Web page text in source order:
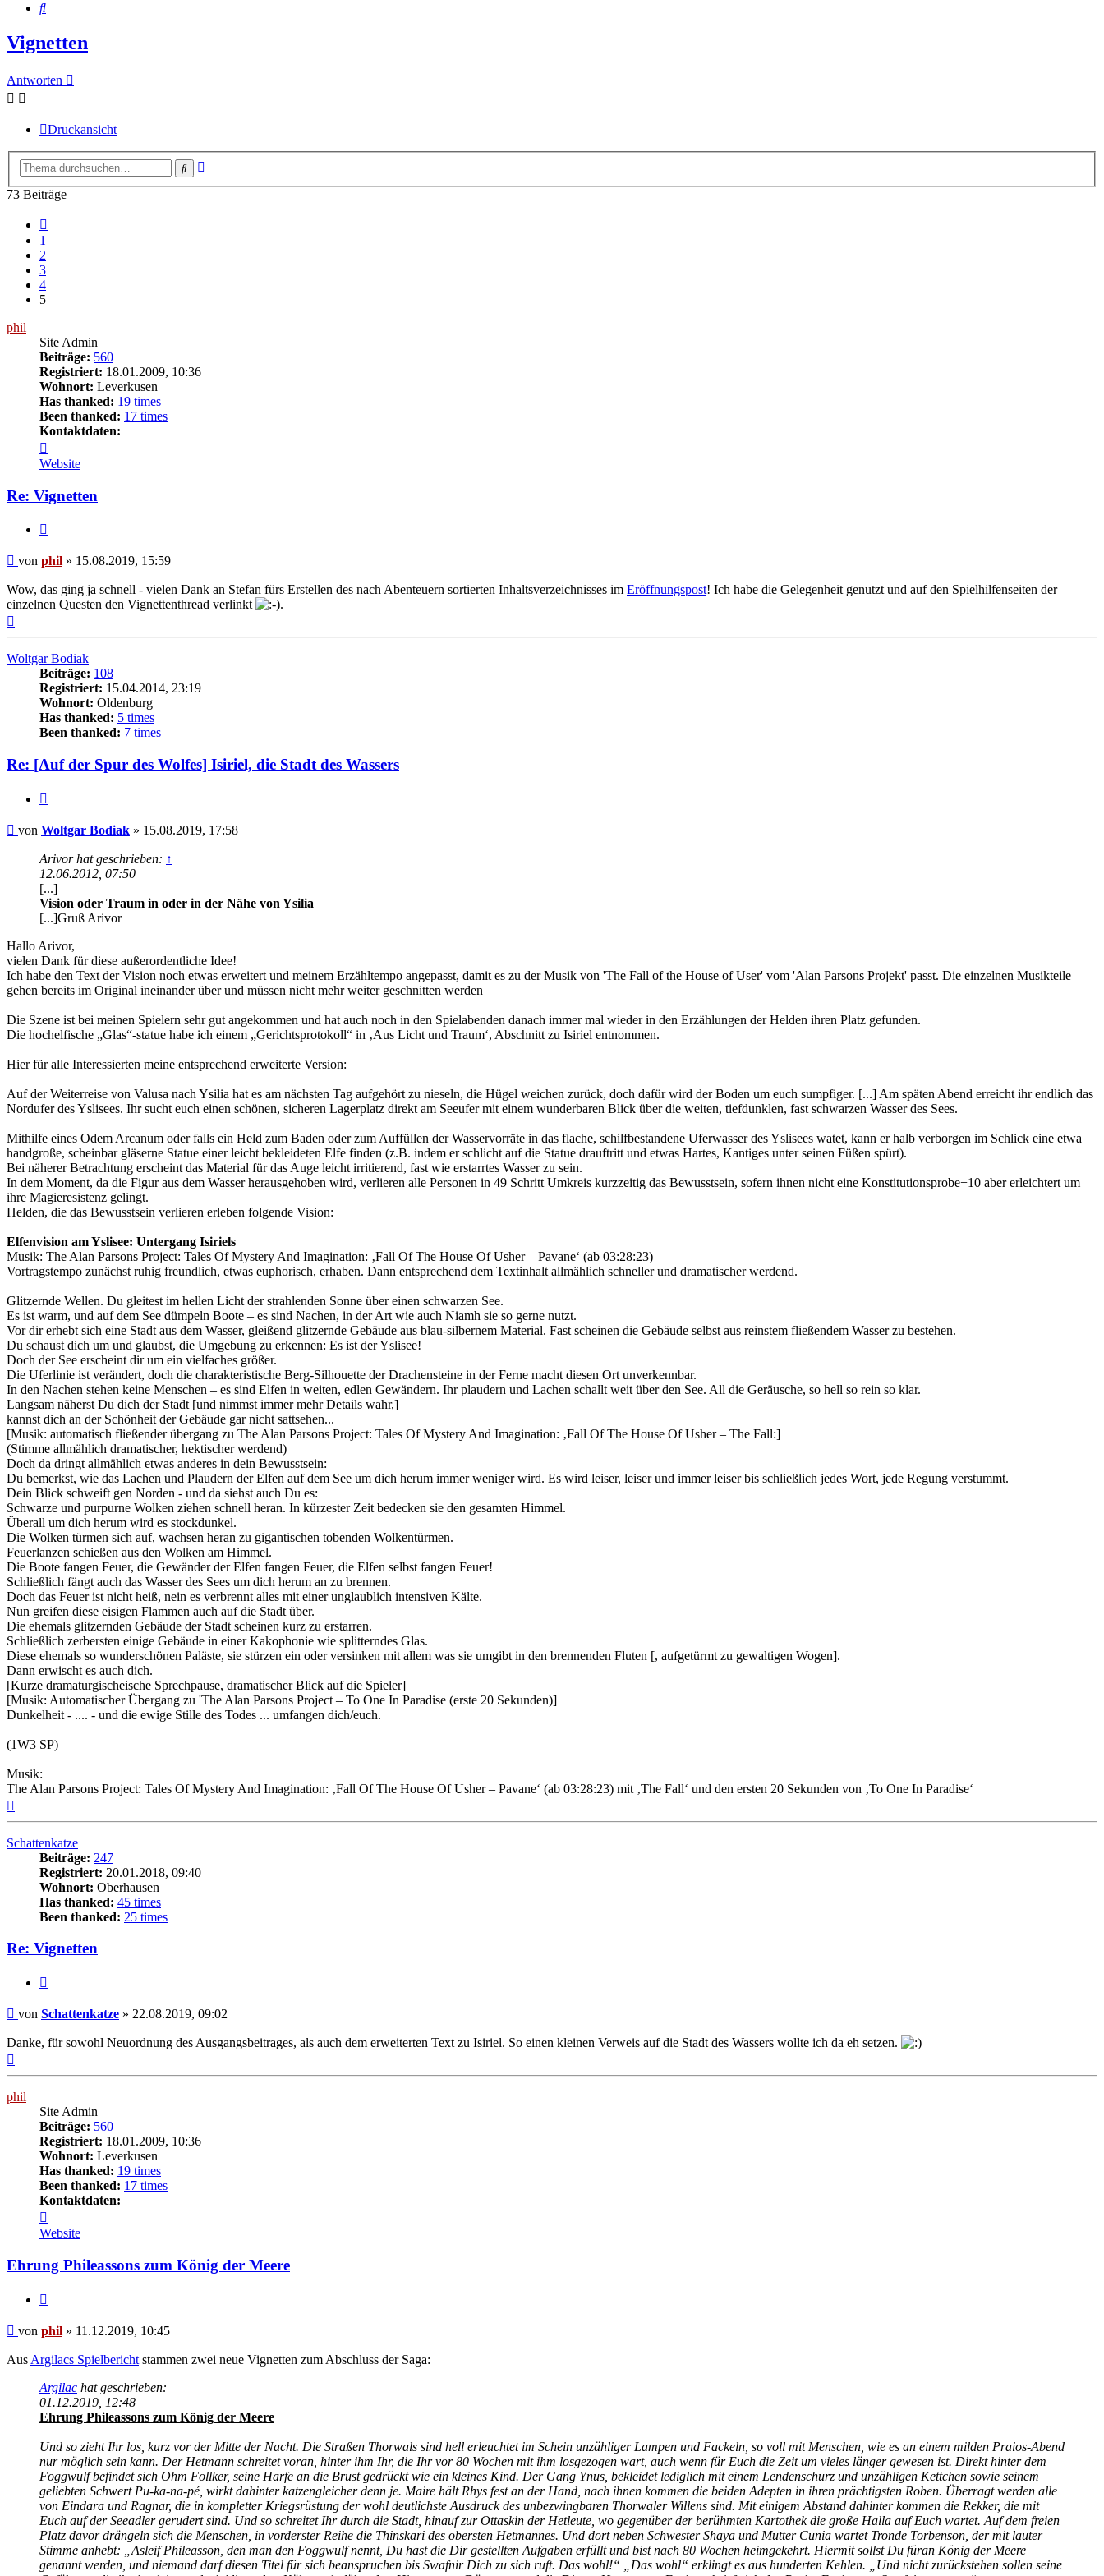
Suche
Vignetten
Antworten
Druckansicht
Suche
73 Beiträge
1
2
3
4
5
phil
Site Admin
Beiträge: 560
Registriert: 18.01.2009, 10:36
Wohnort: Leverkusen
Has thanked: 19 times
Been thanked: 17 times
Kontaktdaten:
von
phil
Website
Re: Vignetten
Beitrag
von phil » 15.08.2019, 15:59
Wow, das ging ja schnell - vielen Dank an Stefan fürs Erstellen des nach Abenteuern sortierten Inhaltsverzeichnisses im Eröffnungspost! Ich habe die Gelegenheit genutzt und auf den Spielhilfenseiten der
einzelnen Questen den Vignettenthread verlinkt
.
Woltgar Bodiak
Beiträge: 108
Registriert: 15.04.2014, 23:19
Wohnort: Oldenburg
Has thanked: 5 times
Been thanked: 7 times
Re: [Auf der Spur des Wolfes] Isiriel, die Stadt des Wassers
Beitrag
von Woltgar Bodiak » 15.08.2019, 17:58
Arivor hat geschrieben: ↑
12.06.2012, 07:50
[...]
Vision oder Traum in oder in der Nähe von Ysilia
[...]Gruß Arivor
Hallo Arivor,
vielen Dank für diese außerordentliche Idee!
Ich habe den Text der Vision noch etwas erweitert und meinem Erzähltempo angepasst, damit es zu der Musik von 'The Fall of the House of User' vom 'Alan Parsons Projekt' passt. Die einzelnen Musikteile
gehen bereits im Original ineinander über und müssen nicht mehr weiter geschnitten werden
Die Szene ist bei meinen Spielern sehr gut angekommen und hat auch noch in den Spielabenden danach immer mal wieder in den Erzählungen der Helden ihren Platz gefunden.
Die hochelfische „Glas“-statue habe ich einem „Gerichtsprotokoll“ in ‚Aus Licht und Traum‘, Abschnitt zu Isiriel entnommen.
Hier für alle Interessierten meine entsprechend erweiterte Version:
Auf der Weiterreise von Valusa nach Ysilia hat es am nächsten Tag aufgehört zu nieseln, die Hügel weichen zurück, doch dafür wird der Boden um euch sumpfiger. [...] Am späten Abend erreicht ihr endlich das
Nordufer des Yslisees. Ihr sucht euch einen schönen, sicheren Lagerplatz direkt am Seeufer mit einem wunderbaren Blick über die weiten, tiefdunklen, fast schwarzen Wasser des Sees.
Mithilfe eines Odem Arcanum oder falls ein Held zum Baden oder zum Auffüllen der Wasservorräte in das flache, schilfbestandene Uferwasser des Yslisees watet, kann er halb verborgen im Schlick eine etwa
handgroße, scheinbar gläserne Statue einer leicht bekleideten Elfe finden (z.B. indem er schlicht auf die Statue drauftritt und etwas Hartes, Kantiges unter seinen Füßen spürt).
Bei näherer Betrachtung erscheint das Material für das Auge leicht irritierend, fast wie erstarrtes Wasser zu sein.
In dem Moment, da die Figur aus dem Wasser herausgehoben wird, verlieren alle Personen in 49 Schritt Umkreis kurzzeitig das Bewusstsein, sofern ihnen nicht eine Konstitutionsprobe+10 aber erleichtert um
ihre Magieresistenz gelingt.
Helden, die das Bewusstsein verlieren erleben folgende Vision:
Elfenvision am Yslisee: Untergang Isiriels
Musik: The Alan Parsons Project: Tales Of Mystery And Imagination: ‚Fall Of The House Of Usher – Pavane‘ (ab 03:28:23)
Vortragstempo zunächst ruhig freundlich, etwas euphorisch, erhaben. Dann entsprechend dem Textinhalt allmählich schneller und dramatischer werdend.
Glitzernde Wellen. Du gleitest im hellen Licht der strahlenden Sonne über einen schwarzen See.
Es ist warm, und auf dem See dümpeln Boote – es sind Nachen, in der Art wie auch Niamh sie so gerne nutzt.
Vor dir erhebt sich eine Stadt aus dem Wasser, gleißend glitzernde Gebäude aus blau-silbernem Material. Fast scheinen die Gebäude selbst aus reinstem fließendem Wasser zu bestehen.
Du schaust dich um und glaubst, die Umgebung zu erkennen: Es ist der Yslisee!
Doch der See erscheint dir um ein vielfaches größer.
Die Uferlinie ist verändert, doch die charakteristische Berg-Silhouette der Drachensteine in der Ferne macht diesen Ort unverkennbar.
In den Nachen stehen keine Menschen – es sind Elfen in weiten, edlen Gewändern. Ihr plaudern und Lachen schallt weit über den See. All die Geräusche, so hell so rein so klar.
Langsam näherst Du dich der Stadt [und nimmst immer mehr Details wahr,]
kannst dich an der Schönheit der Gebäude gar nicht sattsehen...
[Musik: automatisch fließender übergang zu The Alan Parsons Project: Tales Of Mystery And Imagination: ‚Fall Of The House Of Usher – The Fall:]
(Stimme allmählich dramatischer, hektischer werdend)
Doch da dringt allmählich etwas anderes in dein Bewusstsein:
Du bemerkst, wie das Lachen und Plaudern der Elfen auf dem See um dich herum immer weniger wird. Es wird leiser, leiser und immer leiser bis schließlich jedes Wort, jede Regung verstummt.
Dein Blick schweift gen Norden - und da siehst auch Du es:
Schwarze und purpurne Wolken ziehen schnell heran. In kürzester Zeit bedecken sie den gesamten Himmel.
Überall um dich herum wird es stockdunkel.
Die Wolken türmen sich auf, wachsen heran zu gigantischen tobenden Wolkentürmen.
Feuerlanzen schießen aus den Wolken am Himmel.
Die Boote fangen Feuer, die Gewänder der Elfen fangen Feuer, die Elfen selbst fangen Feuer!
Schließlich fängt auch das Wasser des Sees um dich herum an zu brennen.
Doch das Feuer ist nicht heiß, nein es verbrennt alles mit einer unglaublich intensiven Kälte.
Nun greifen diese eisigen Flammen auch auf die Stadt über.
Die ehemals glitzernden Gebäude der Stadt scheinen kurz zu erstarren.
Schließlich zerbersten einige Gebäude in einer Kakophonie wie splitterndes Glas.
Diese ehemals so wunderschönen Paläste, sie stürzen ein oder versinken mit allem was sie umgibt in den brennenden Fluten [, aufgetürmt zu gewaltigen Wogen].
Dann erwischt es auch dich.
[Kurze dramaturgischeische Sprechpause, dramatischer Blick auf die Spieler]
[Musik: Automatischer Übergang zu 'The Alan Parsons Project – To One In Paradise (erste 20 Sekunden)]
Dunkelheit - .... - und die ewige Stille des Todes ... umfangen dich/euch.
(1W3 SP)
Musik:
The Alan Parsons Project: Tales Of Mystery And Imagination: ‚Fall Of The House Of Usher – Pavane‘ (ab 03:28:23) mit ‚The Fall‘ und den ersten 20 Sekunden von ‚To One In Paradise‘
Schattenkatze
Beiträge: 247
Registriert: 20.01.2018, 09:40
Wohnort: Oberhausen
Has thanked: 45 times
Been thanked: 25 times
Re: Vignetten
Beitrag
von Schattenkatze » 22.08.2019, 09:02
Danke, für sowohl Neuordnung des Ausgangsbeitrages, als auch dem erweiterten Text zu Isiriel. So einen kleinen Verweis auf die Stadt des Wassers wollte ich da eh setzen.
phil
Site Admin
Beiträge: 560
Registriert: 18.01.2009, 10:36
Wohnort: Leverkusen
Has thanked: 19 times
Been thanked: 17 times
Kontaktdaten:
von
phil
Website
Ehrung Phileassons zum König der Meere
Beitrag
von phil » 11.12.2019, 10:45
Aus Argilacs Spielbericht stammen zwei neue Vignetten zum Abschluss der Saga:
Argilac hat geschrieben:
01.12.2019, 12:48
Ehrung Phileassons zum König der Meere
Und so zieht Ihr los, kurz vor der Mitte der Nacht. Die Straßen Thorwals sind hell erleuchtet im Schein unzähliger Lampen und Fackeln, so voll mit Menschen, wie es an einem milden Praios-Abend
nur möglich sein kann. Der Hetmann schreitet voran, hinter ihm Ihr, die Ihr vor 80 Wochen mit ihm losgezogen wart, auch wenn für Euch die Zeit um vieles länger gewesen ist. Direkt hinter dem
Foggwulf befindet sich Ohm Follker, seine Harfe an die Brust gedrückt wie ein kleines Kind. Der Gang Ynus, bekleidet lediglich mit einem Lendenschurz und unzähligen Kettchen sowie seinem
geliebten Schwert Pu-ka-na-pé, wirkt dahinter katzengleicher denn je. Maire hält Rhys fest an der Hand, nach ihnen kommen die beiden Adepten in ihren prächtigsten Roben. Überragt werden alle
von Eindara und Ragnar, die in kompletter Kriegsrüstung der wohl deutlichste Ausdruck des unbezwingbaren Thorwaler Willens sind. Mit einigem Abstand dahinter kommen die Rekker, die mit
Euch auf der Seeadler gerudert sind. Und so schreitet Ihr durch die Stadt, hinauf zur Ottaskin der Hetleute, wo gegenüber der berühmten Kartothek die große Halla auf Euch wartet. Auf dem freien
Platz davor drängeln sich die Menschen, in vorderster Reihe die Thinskari des obersten Hetmannes. Und dort neben Schwester Shaya und Mutter Cunia wartet Tronde Torbenson, der mit lauter
Stimme anhebt: „Asleif Phileasson, den man den Foggwulf nennt, Du hast die Dir gestellten Aufgaben erfüllt und bist nach 80 Wochen heimgekehrt. Hiermit sollst Du füran König der Meere
genannt werden, und niemand darf diesen Titel für sich beanspruchen bis Swafnir Dich zu sich ruft. Das wohl!“ „Das wohl“ erklingt es aus hunderten Kehlen. „Und nicht zurückstehen sollen seine